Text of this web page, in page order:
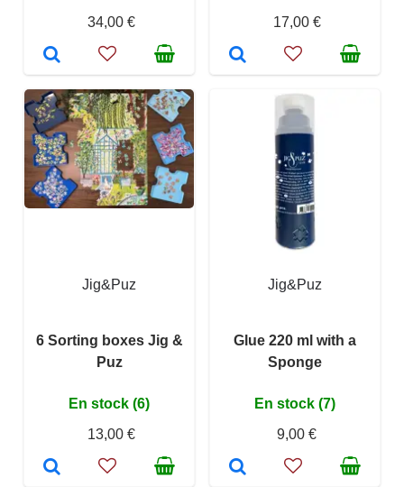
34,00 €
17,00 €
Jig&Puz
6 Sorting boxes Jig &
Puz
En stock (6)
13,00 €
Jig&Puz
Glue 220 ml with a
Sponge
En stock (7)
9,00 €